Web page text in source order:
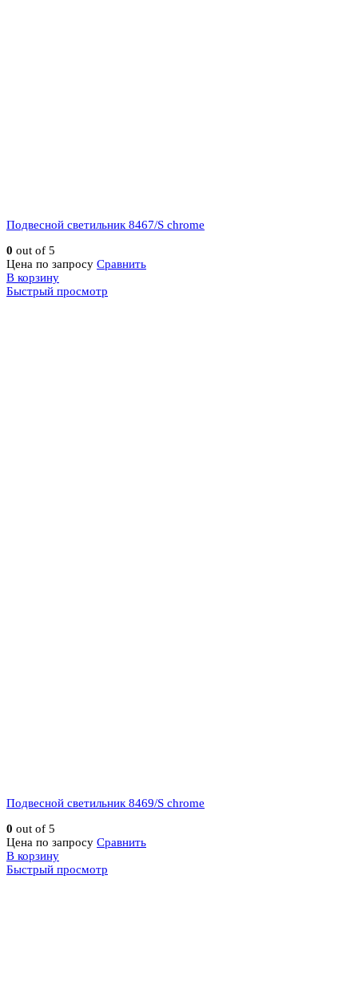
Подвесной светильник 8467/S chrome
0 out of 5
Цена по запросу Сравнить
В корзину
Быстрый просмотр
Подвесной светильник 8469/S chrome
0 out of 5
Цена по запросу Сравнить
В корзину
Быстрый просмотр